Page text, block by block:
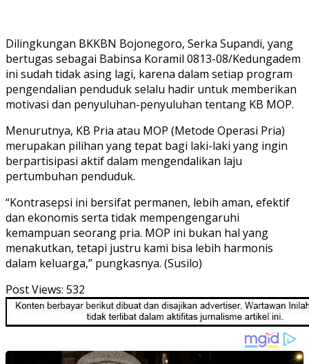
Dilingkungan BKKBN Bojonegoro, Serka Supandi, yang
bertugas sebagai Babinsa Koramil 0813-08/Kedungadem
ini sudah tidak asing lagi, karena dalam setiap program
pengendalian penduduk selalu hadir untuk memberikan
motivasi dan penyuluhan-penyuluhan tentang KB MOP.
Menurutnya, KB Pria atau MOP (Metode Operasi Pria)
merupakan pilihan yang tepat bagi laki-laki yang ingin
berpartisipasi aktif dalam mengendalikan laju
pertumbuhan penduduk.
“Kontrasepsi ini bersifat permanen, lebih aman, efektif
dan ekonomis serta tidak mempengengaruhi
kemampuan seorang pria. MOP ini bukan hal yang
menakutkan, tetapi justru kami bisa lebih harmonis
dalam keluarga,” pungkasnya. (Susilo)
Post Views: 532